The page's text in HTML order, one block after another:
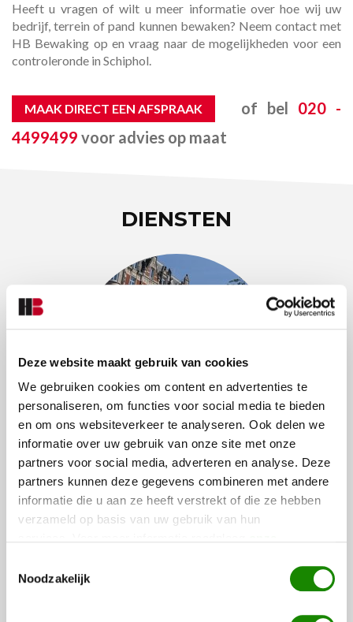
Deze website maakt gebruik van cookies
We gebruiken cookies om content en advertenties te
personaliseren, om functies voor social media te bieden
en om ons websiteverkeer te analyseren. Ook delen we
informatie over uw gebruik van onze site met onze
partners voor social media, adverteren en analyse. Deze
partners kunnen deze gegevens combineren met andere
informatie die u aan ze heeft verstrekt of die ze hebben
verzameld op basis van uw gebruik van hun
Noodzakelijk
Heeft u vragen of wilt u meer informatie over hoe wij uw
bedrijf, terrein of pand kunnen bewaken? Neem contact met
HB Bewaking op en vraag naar de mogelijkheden voor een
controleronde in Schiphol.
MAAK DIRECT EEN AFSPRAAK of bel 020 -
4499499 voor advies op maat
DIENSTEN
MOBIELE SURVEILLANCE
In het geval van een alarmmelding is de mobiele surveillance
snel ter plaatse om te signaleren, alarmeren, rapporteren en u
bij te staan waar nodig.